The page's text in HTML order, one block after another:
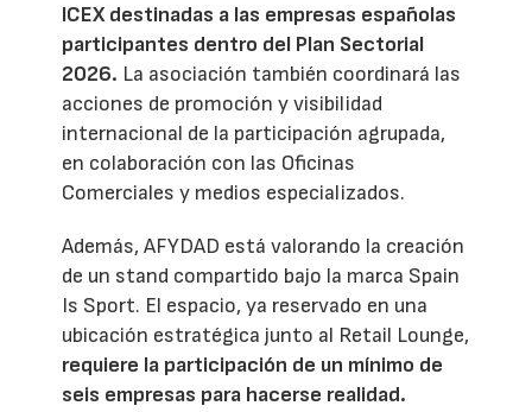
ICEX destinadas a las empresas españolas
participantes dentro del Plan Sectorial
2026. La asociación también coordinará las
acciones de promoción y visibilidad
internacional de la participación agrupada,
en colaboración con las Oficinas
Comerciales y medios especializados.
Además, AFYDAD está valorando la creación
de un stand compartido bajo la marca Spain
Is Sport. El espacio, ya reservado en una
ubicación estratégica junto al Retail Lounge,
requiere la participación de un mínimo de
seis empresas para hacerse realidad.